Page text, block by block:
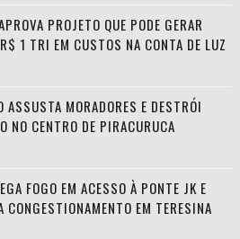
PROJETO QUE PODE GERAR
1 TRI EM CUSTOS NA CONTA DE LUZ
ASSUSTA MORADORES E DESTRÓI
NO CENTRO DE PIRACURUCA
FOGO EM ACESSO À PONTE JK E
CONGESTIONAMENTO EM TERESINA